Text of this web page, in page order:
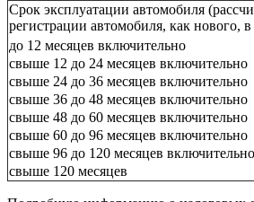
Срок эксплуатации автомобиля
регистрации автомобиля, как нового,
до 12 месяцев включительно
свыше 12 до 24 месяцев включительно
свыше 24 до 36 месяцев включительно
свыше 36 до 48 месяцев включительно
свыше 48 до 60 месяцев включительно
свыше 60 до 96 месяцев включительно
свыше 96 до 120 месяцев включительно
свыше 120 месяцев